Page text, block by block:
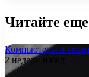
Читайте еще
Компьютеры и
2 недели назад